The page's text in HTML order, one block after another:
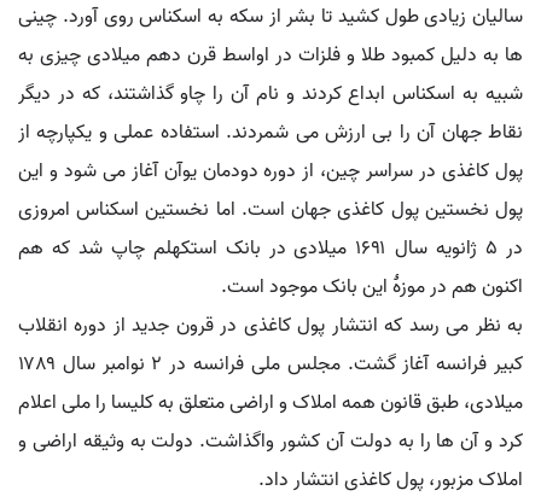
سالیان زیادی طول کشید تا بشر از سکه به اسکناس روی آورد. چینی
ها به دلیل کمبود طلا و فلزات در اواسط قرن دهم میلادی چیزی به
شبیه به اسکناس ابداع کردند و نام آن را چاو گذاشتند، که در دیگر
نقاط جهان آن را بی ارزش می شمردند. استفاده عملی و یکپارچه از
پول کاغذی در سراسر چین، از دوره دودمان یوآن آغاز می شود و این
پول نخستین پول کاغذی جهان است. اما نخستین اسکناس امروزی
در ۵ ژانویه سال ۱۶۹۱ میلادی در بانک استکهلم چاپ شد که هم
اکنون هم در موزهٔ این بانک موجود است.
به نظر می رسد که انتشار پول کاغذی در قرون جدید از دوره انقلاب
کبیر فرانسه آغاز گشت. مجلس ملی فرانسه در ۲ نوامبر سال ۱۷۸۹
میلادی، طبق قانون همه املاک و اراضی متعلق به کلیسا را ملی اعلام
کرد و آن ها را به دولت آن کشور واگذاشت. دولت به وثیقه اراضی و
املاک مزبور، پول کاغذی انتشار داد.